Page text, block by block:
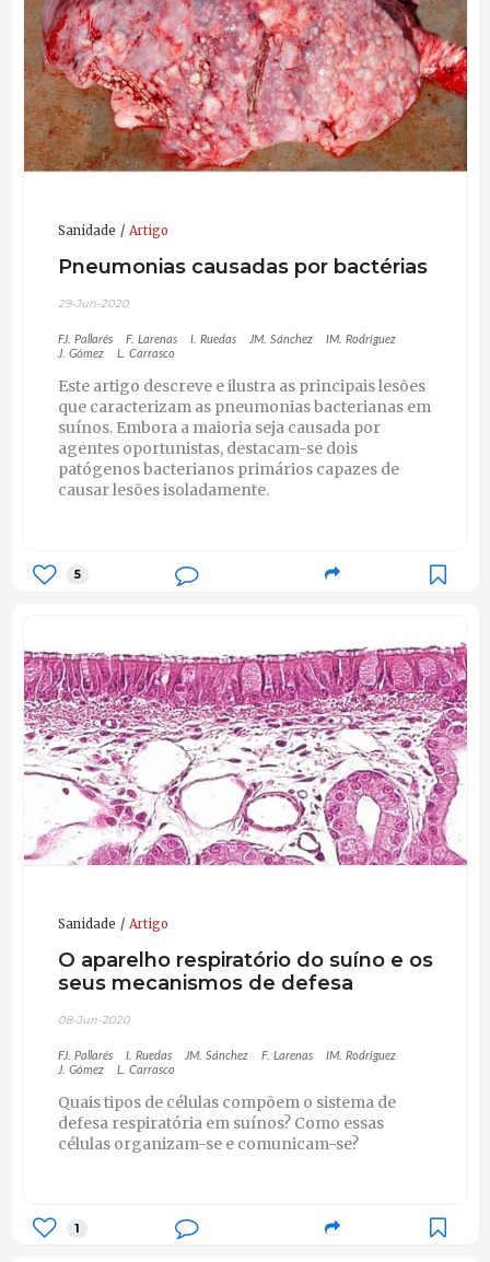
Sanidade Artigo
Pneumonias causadas por bactérias
29-Jun-2020
FJ. Pallarés F. Larenas I. Ruedas JM. Sánchez
IM. Rodríguez
J. Gómez
L. Carrasco
Este artigo descreve e ilustra as principais lesões
que caracterizam as pneumonias bacterianas em
suínos. Embora a maioria seja causada por
agentes oportunistas, destacam-se dois
patógenos bacterianos primários capazes de
causar lesões isoladamente.
5
Sanidade Artigo
O aparelho respiratório do suíno e os
seus mecanismos de defesa
08-Jun-2020
FJ. Pallarés I. Ruedas JM. Sánchez F. Larenas
IM. Rodríguez
J. Gómez
L. Carrasco
Quais tipos de células compõem o sistema de
defesa respiratória em suínos? Como essas
células organizam-se e comunicam-se?
1